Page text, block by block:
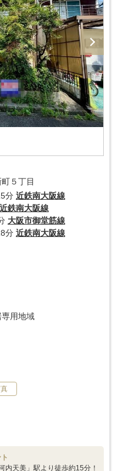
５丁目
分 近鉄南大阪線
近鉄南大阪線
大阪市御堂筋線
分 近鉄南大阪線
用地域
内天美」駅より徒歩約15分！